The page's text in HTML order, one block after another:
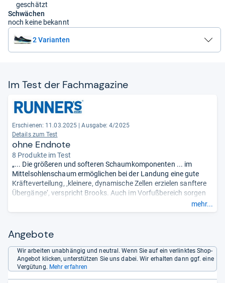
geschätzt
Schwächen
noch keine bekannt
2 Varianten
Im Test der Fach­ma­ga­zine
Erschienen: 11.03.2025
Ausgabe: 4/2025
Details zum Test
ohne Endnote
8 Produkte im Test
„... Die größeren und softeren Schaumkomponenten ... im
Mittelsohlenschaum ermöglichen bei der Landung eine gute
Kräfteverteilung, ‚kleinere, dynamische Zellen erzielen sanftere
Übergänge‘, verspricht Brooks. Auch im Vorfußbereich sorgen
kleine Zellen für ein kraftvolles Abdrücken vom Boden. Die
beiden Kunststoffmischungen, die ... mit Stickstoff injiziert
dynamische Dämpfung ... Auch die Passform hat vom neuen
Obermaterial profitiert. ‚Für die Tempobereiche von
Hobbyläufern ist das ein hervorragender Allrounder‘, lobt ein
Testläufer. ...“
mehr...
Angebote
Wir arbeiten unabhängig und neutral. Wenn Sie auf ein verlinktes Shop-
Angebot klicken, unterstützen Sie uns dabei. Wir erhalten dann ggf. eine
Vergütung. Mehr erfahren